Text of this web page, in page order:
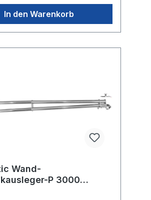
In den Warenkorb
Wand-
P 3000